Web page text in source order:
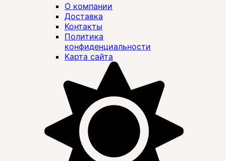
О компании
Доставка
Контакты
Политика
конфиденциальности
Карта сайта